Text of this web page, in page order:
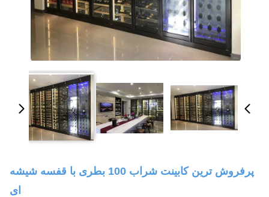
پرفروش ترین کابینت شراب 100 بطری با قفسه شیشه
ای